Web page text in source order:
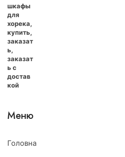
Меню
Головна